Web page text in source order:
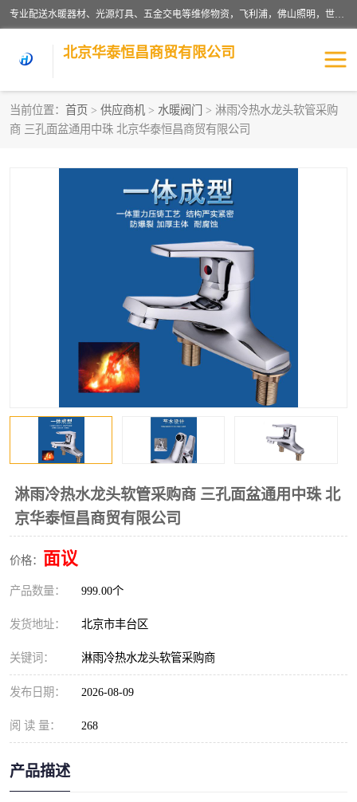
专业配送水暖器材、光源灯具、五金交电等维修物资，飞利浦，佛山照明，世达，博世，九牧，特陶等各产品涉及国内外知名品牌。公司专注与物业、学校、酒店、工厂等单位合作，提供一站式配送服务，降低客户综合成本。依托电子商务改变传统模式，以专业的团队为客户提供24H物资配送到达，货到月结、统一开票，便捷退换等服务，提高了企业的运营效率。
北京华泰恒昌商贸有限公司
当前位置： 首页 > 供应商机 > 水暖阀门
> 淋雨冷热水龙头软管采购
商 三孔面盆通用中珠 北京华泰恒昌商贸有限公司
淋雨冷热水龙头软管采购商 三孔面盆通用中珠 北
京华泰恒昌商贸有限公司
价格： 面议
产品数量： 999.00个
发货地址： 北京市丰台区
关键词： 淋雨冷热水龙头软管采购商
发布日期： 2026-08-09
阅 读 量： 268
产品描述
水暖阀门 电料灯饰
涂料辅材